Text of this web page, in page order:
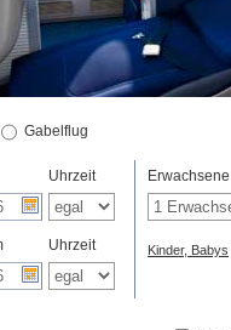
Gabelflug
Uhrzeit
Uhrzeit
Erwachsene
Kinder, Babys